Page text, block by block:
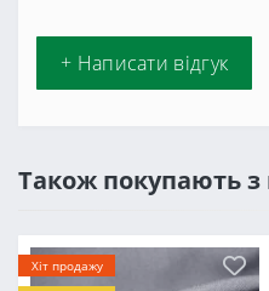
+ Написати відгук
Також покупають
Хіт продажу